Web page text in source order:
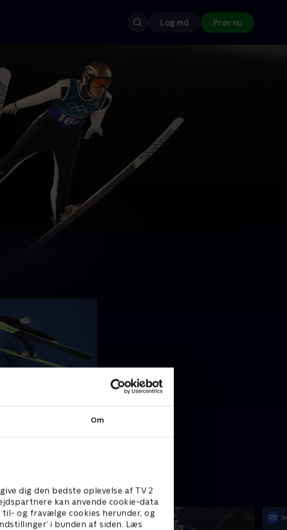
Om
dig den bedste oplevelse af TV 2
kan anvende cookie-data
og fravælge cookies herunder, og
i bunden af siden. Læs
Log ind Prøv nu
discipliner og har været